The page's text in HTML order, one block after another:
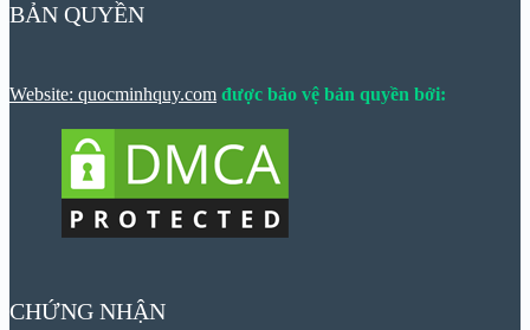
BẢN QUYỀN
Website: quocminhquy.com được bảo vệ bản quyền bởi:
CHỨNG NHẬN